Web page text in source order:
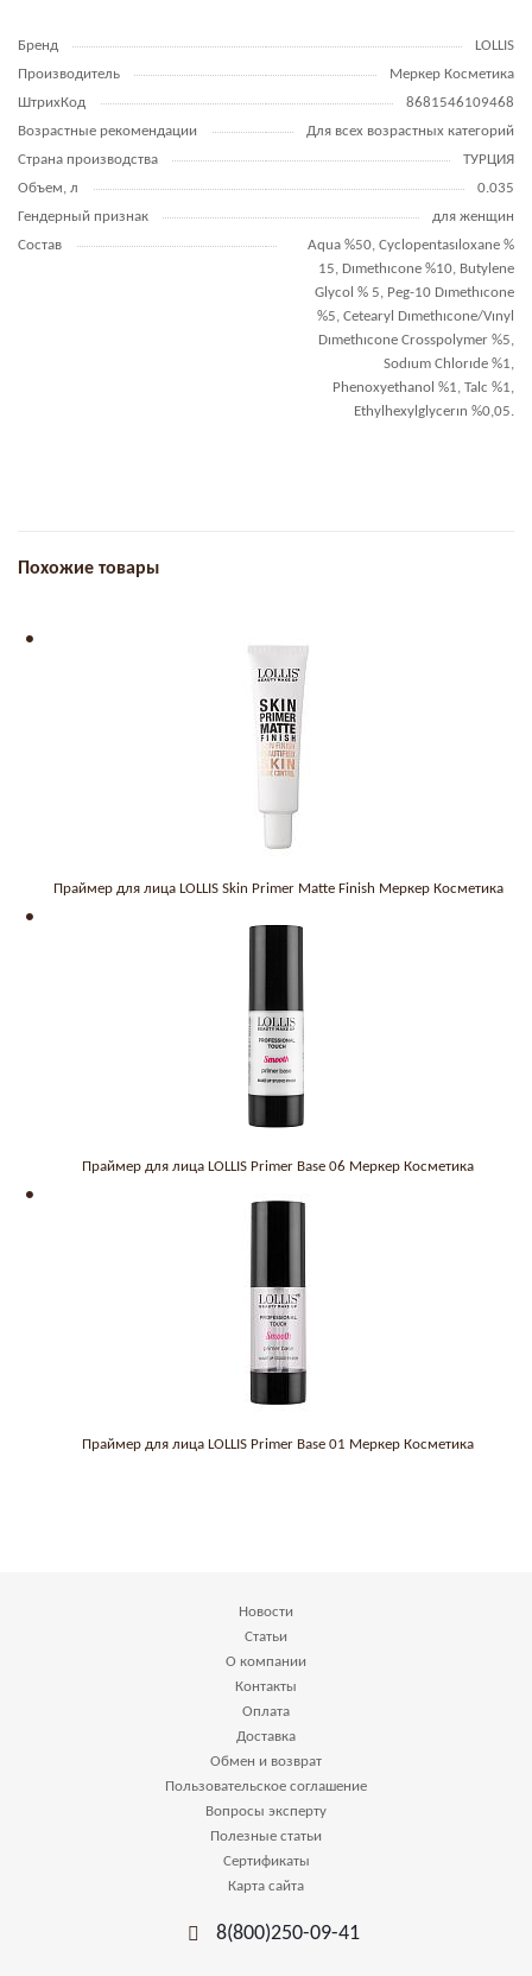
Бренд
LOLLIS
Производитель
Меркер Косметика
ШтрихКод
8681546109468
Возрастные рекомендации
Для всех возрастных категорий
Страна производства
ТУРЦИЯ
Объем, л
0.035
Гендерный признак
для женщин
Состав
Aqua %50, Cyclopentasıloxane %
15, Dımethıcone %10, Butylene
Glycol % 5, Peg-10 Dımethıcone
%5, Cetearyl Dımethıcone/Vınyl
Dımethıcone Crosspolymer %5,
Sodıum Chlorıde %1,
Phenoxyethanol %1, Talc %1,
Ethylhexylglycerın %0,05.
Похожие товары
Праймер для лица LOLLIS Skin Primer Matte Finish Меркер Косметика
Праймер для лица LOLLIS Primer Base 06 Меркер Косметика
Праймер для лица LOLLIS Primer Base 01 Меркер Косметика
Новости
Статьи
О компании
Контакты
Оплата
Доставка
Обмен и возврат
Пользовательское соглашение
Вопросы эксперту
Полезные статьи
Сертификаты
Карта сайта
8(800)250-09-41